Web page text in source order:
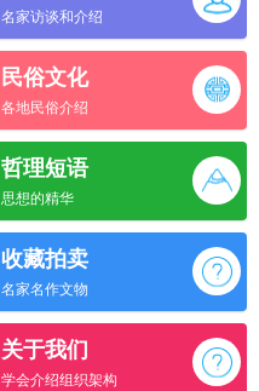
名家访谈和介绍
民俗文化
各地民俗介绍
哲理短语
思想的精华
收藏拍卖
名家名作文物
关于我们
学会介绍组织架构